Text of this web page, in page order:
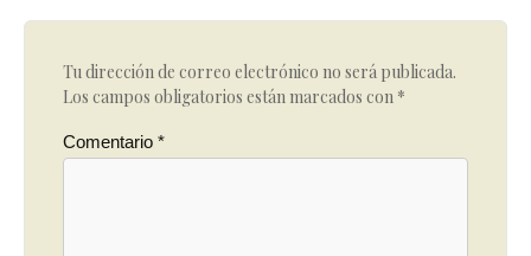
Tu dirección de correo electrónico no será publicada.
Los campos obligatorios están marcados con *
Comentario *